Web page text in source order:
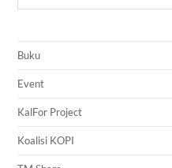
Buku
Event
KalFor Project
Koalisi KOPI